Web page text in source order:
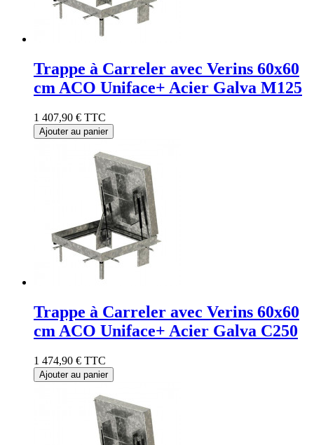
Trappe à Carreler avec Verins 60x60
cm ACO Uniface+ Acier Galva M125
1 407,90 € TTC
Ajouter au panier
Trappe à Carreler avec Verins 60x60
cm ACO Uniface+ Acier Galva C250
1 474,90 € TTC
Ajouter au panier